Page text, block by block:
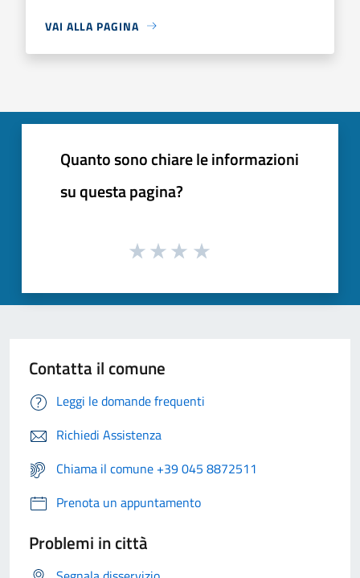
VAI ALLA PAGINA
Quanto sono chiare le informazioni
su questa pagina?
Contatta il comune
Leggi le domande frequenti
Richiedi Assistenza
Chiama il comune +39 045 8872511
Prenota un appuntamento
Problemi in città